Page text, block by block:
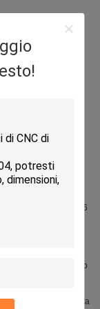
il bevitore del
come # 304 o 316
o 3/4"
6 o 8.
di /carton (secondo
facile della
caratterizza la portata